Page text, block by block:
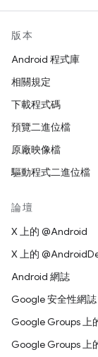
版本
Android 程式庫
相關規定
下載程式碼
預覽二進位檔
原廠映像檔
驅動程式二進位檔
論壇
X 上的 @Android
X 上的
Android 網誌
Google 安全性網誌
Google Groups 上
Google Groups 上